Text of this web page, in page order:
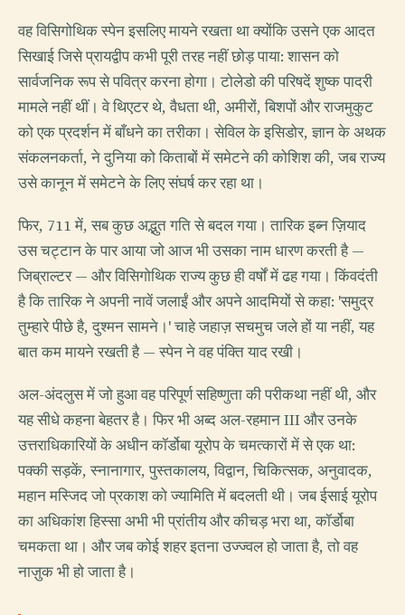
वह विसिगोथिक स्पेन इसलिए मायने रखता था क्योंकि उसने एक आदत
सिखाई जिसे प्रायद्वीप कभी पूरी तरह नहीं छोड़ पाया: शासन को
सार्वजनिक रूप से पवित्र करना होगा। टोलेडो की परिषदें शुष्क पादरी
मामले नहीं थीं। वे थिएटर थे, वैधता थी, अमीरों, बिशपों और राजमुकुट
को एक प्रदर्शन में बाँधने का तरीका। सेविल के इसिडोर, ज्ञान के अथक
संकलनकर्ता, ने दुनिया को किताबों में समेटने की कोशिश की, जब राज्य
उसे कानून में समेटने के लिए संघर्ष कर रहा था।
फिर, 711 में, सब कुछ अद्भुत गति से बदल गया। तारिक इब्न ज़ियाद
उस चट्टान के पार आया जो आज भी उसका नाम धारण करती है —
जिब्राल्टर — और विसिगोथिक राज्य कुछ ही वर्षों में ढह गया। किंवदंती
है कि तारिक ने अपनी नावें जलाईं और अपने आदमियों से कहा: 'समुद्र
तुम्हारे पीछे है, दुश्मन सामने।' चाहे जहाज़ सचमुच जले हों या नहीं, यह
बात कम मायने रखती है — स्पेन ने वह पंक्ति याद रखी।
अल-अंदलुस में जो हुआ वह परिपूर्ण सहिष्णुता की परीकथा नहीं थी, और
यह सीधे कहना बेहतर है। फिर भी अब्द अल-रहमान III और उनके
उत्तराधिकारियों के अधीन कॉर्डोबा यूरोप के चमत्कारों में से एक था:
पक्की सड़कें, स्नानागार, पुस्तकालय, विद्वान, चिकित्सक, अनुवादक,
महान मस्जिद जो प्रकाश को ज्यामिति में बदलती थी। जब ईसाई यूरोप
का अधिकांश हिस्सा अभी भी प्रांतीय और कीचड़ भरा था, कॉर्डोबा
चमकता था। और जब कोई शहर इतना उज्ज्वल हो जाता है, तो वह
नाज़ुक भी हो जाता है।